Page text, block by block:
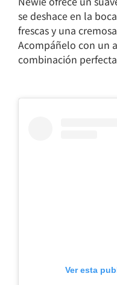
se deshace en la
frescas y una
Acompáñelo con un
combinación
Ver esta